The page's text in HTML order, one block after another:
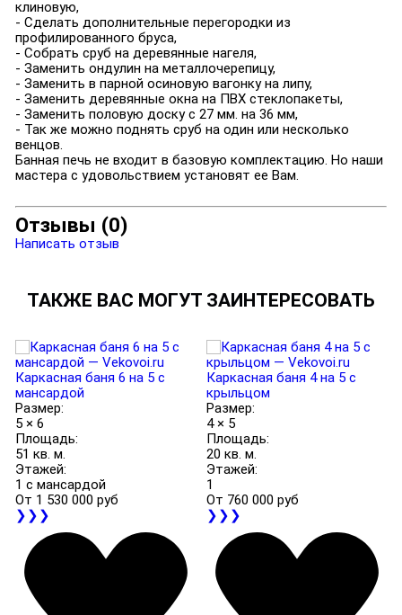
клиновую,
- Сделать дополнительные перегородки из
профилированного бруса,
- Собрать сруб на деревянные нагеля,
- Заменить ондулин на металлочерепицу,
- Заменить в парной осиновую вагонку на липу,
- Заменить деревянные окна на ПВХ стеклопакеты,
- Заменить половую доску с 27 мм. на 36 мм,
- Так же можно поднять сруб на один или несколько
венцов.
Банная печь не входит в базовую комплектацию. Но наши
мастера с удовольствием установят ее Вам.
Отзывы (0)
Написать отзыв
ТАКЖЕ ВАС МОГУТ ЗАИНТЕРЕСОВАТЬ
Каркасная баня 6 на 5 с
мансардой
Размер:
5 × 6
Площадь:
51 кв. м.
Этажей:
1 с мансардой
От 1 530 000 руб
❯❯❯
Каркасная баня 4 на 5 с
крыльцом
Размер:
4 × 5
Площадь:
20 кв. м.
Этажей:
1
От 760 000 руб
❯❯❯